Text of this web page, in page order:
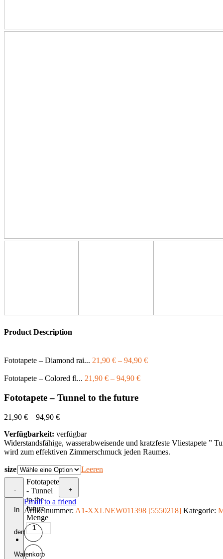
Product Description
Fototapete – Diamond rai... 21,90 € – 94,90 €
Fototapete – Colored fl... 21,90 € – 94,90 €
Fototapete – Tunnel to the future
21,90 € – 94,90 €
Verfügbarkeit: verfügbar
Widerstandsfähige, wasserabweisende und kratzfeste Vliestapete ”
wird zum effektiven Zimmerschmuck jeden Raumes.
size Leeren
-
Fototapete
- Tunnel
to the
future
Menge
+
In
den
Warenkorb
Email to a friend
Artikelnummer: A1-XXLNEW011398 [5550218] Kategorie: